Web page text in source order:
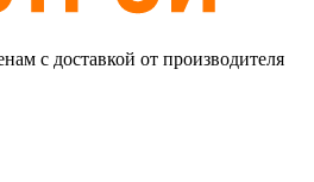
с доставкой от производителя